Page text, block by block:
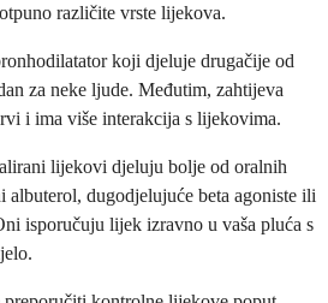
različite vrste lijekova.
koji djeluje drugačije od
za neke ljude. Međutim, zahtijeva
i ima više interakcija s lijekovima.
lijekovi djeluju bolje od oralnih
dugodjelujuće beta agoniste ili
isporučuju lijek izravno u vaša pluća s